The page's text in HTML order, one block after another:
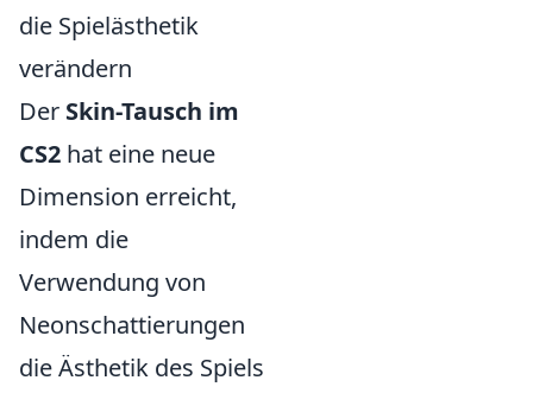
die Spielästhetik
verändern
Der Skin-Tausch im
CS2 hat eine neue
Dimension erreicht,
indem die
Verwendung von
Neonschattierungen
die Ästhetik des Spiels